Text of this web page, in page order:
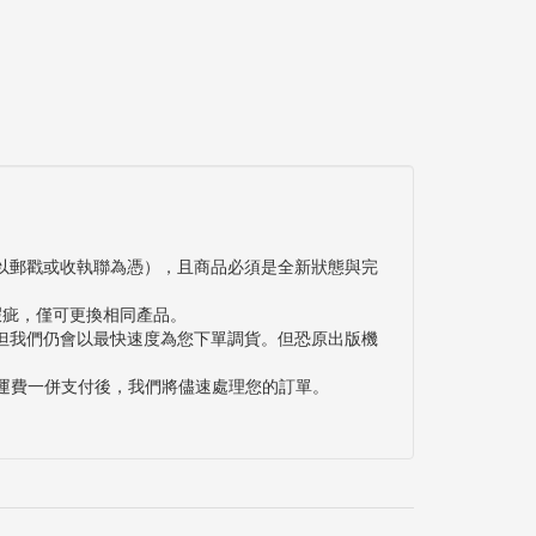
戳或收執聯為憑），且商品必須是全新狀態與完
，僅可更換相同產品。
們仍會以最快速度為您下單調貨。但恐原出版機
一併支付後，我們將儘速處理您的訂單。